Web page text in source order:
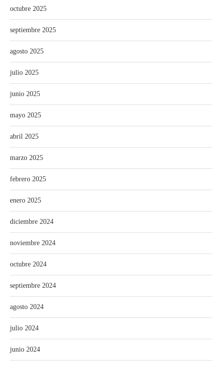
octubre 2025
septiembre 2025
agosto 2025
julio 2025
junio 2025
mayo 2025
abril 2025
marzo 2025
febrero 2025
enero 2025
diciembre 2024
noviembre 2024
octubre 2024
septiembre 2024
agosto 2024
julio 2024
junio 2024